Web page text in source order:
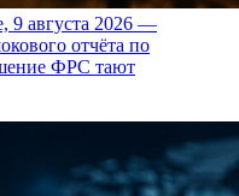
9 августа 2026 —
отчёта по
ФРС тают